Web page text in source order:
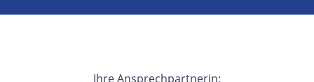
Ihre Ansprechpartnerin: